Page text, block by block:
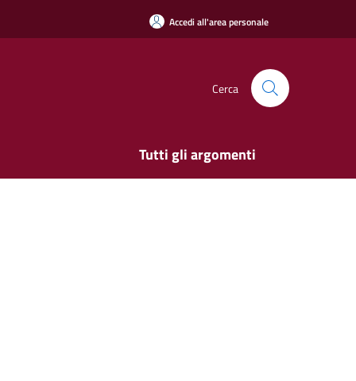
Accedi all'area personale
Cerca
Tutti gli argomenti